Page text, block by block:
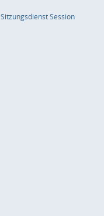
SitzungsdienstSession(Wird in